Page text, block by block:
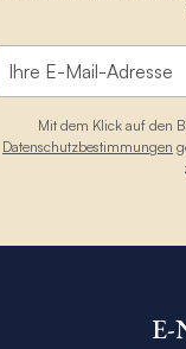
Mit dem Klick auf den
Datenschutzbestimmungen
E-